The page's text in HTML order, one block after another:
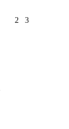
2 3